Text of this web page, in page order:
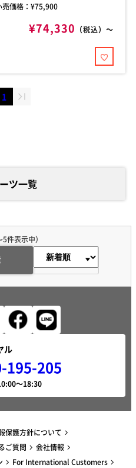
売価格：¥75,900
¥74,330 （税込）～
1
ツ一覧
5件表示中）
ル
195-205
保護方針について
ご質問
会社情報
For International Customers